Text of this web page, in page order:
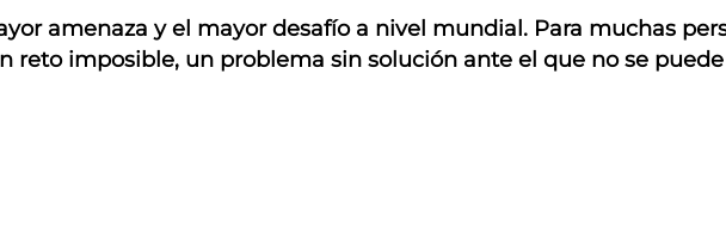
amenaza y el mayor desafío a nivel mundial. Para muchas
reto imposible, un problema sin solución ante el que no se